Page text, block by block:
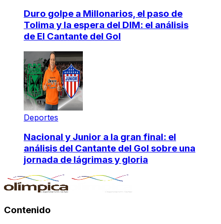
Duro golpe a Millonarios, el paso de
Tolima y la espera del DIM: el análisis
de El Cantante del Gol
Deportes
Nacional y Junior a la gran final: el
análisis del Cantante del Gol sobre una
jornada de lágrimas y gloria
Contenido